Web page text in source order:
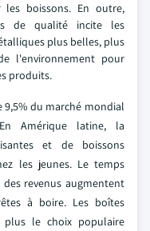
boissons. En outre,
de qualité incite les
plus belles, plus
l'environnement pour
produits.
du marché mondial
Amérique latine, la
et de boissons
les jeunes. Le temps
revenus augmentent
à boire. Les boîtes
le choix populaire